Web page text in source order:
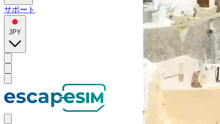
サポート
JPY